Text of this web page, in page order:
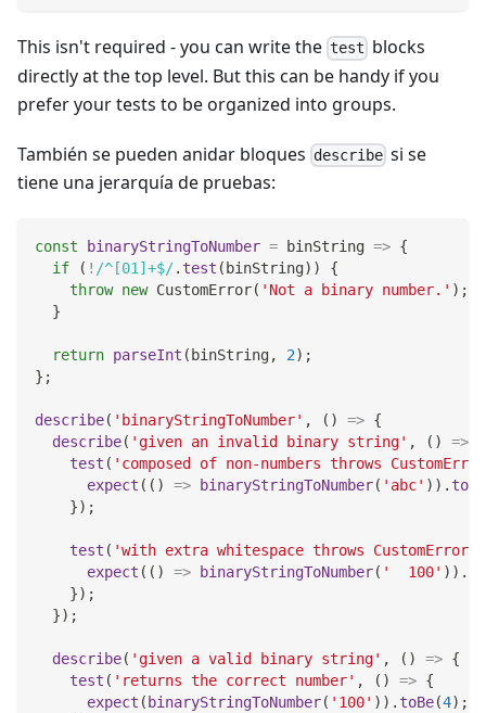
This isn't required - you can write the test blocks
directly at the top level. But this can be handy if you
prefer your tests to be organized into groups.
También se pueden anidar bloques describe si se
tiene una jerarquía de pruebas:
const binaryStringToNumber = binString => {
if
( ! /^[01]+$/. test ( binString) )
{
throw new CustomError( 'Not a binary number.' ) ;
}
return parseInt ( binString, 2) ;
} ;
describe( 'binaryStringToNumber' , ( ) => {
describe( 'given an invalid binary string' , ( ) =>
test ( 'composed of non-numbers throws
expect ( ( ) => binaryStringToNumber( 'abc' ) ) .
}) ;
test ( 'with extra whitespace throws CustomError'
expect ( ( ) => binaryStringToNumber( '  100' ) ) .
}) ;
}) ;
describe( 'given a valid binary string' , ( ) => {
test ( 'returns the correct number' , ( ) => {
expect ( binaryStringToNumber( '100' ) ) . toBe(4) ;